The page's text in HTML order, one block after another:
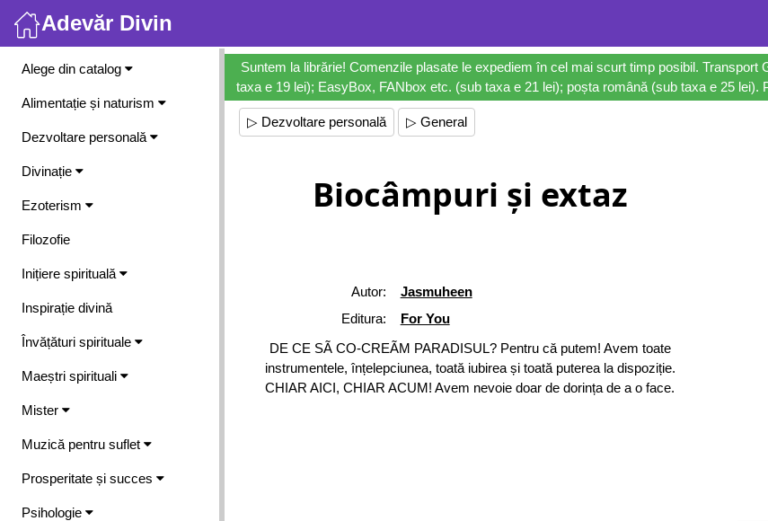
Adevăr Divin
Meniu
Alege din catalog
Alimentație și naturism
Dezvoltare personală
Divinație
Ezoterism
Filozofie
Inițiere spirituală
Inspirație divină
Învățături spirituale
Maeștri spirituali
Mister
Muzică pentru suflet
Prosperitate și succes
Psihologie
Suntem la librărie! Comenzile plasate le expediem în cel mai scurt timp posibil.
taxa e 19 lei); EasyBox, FANbox etc. (sub taxa e 21 lei); poșta română (sub taxa e 25
▷ Dezvoltare personală ▷ General
Biocâmpuri și extaz
Autor:
Jasmuheen
Editura:
For You
DE CE SÃ CO-CREÃM PARADISUL? Pentru că putem! Avem toate
instrumentele, înțelepciunea, toată iubirea și toată puterea la dispoziție.
CHIAR AICI, CHIAR ACUM! Avem nevoie doar de dorința de a o face.